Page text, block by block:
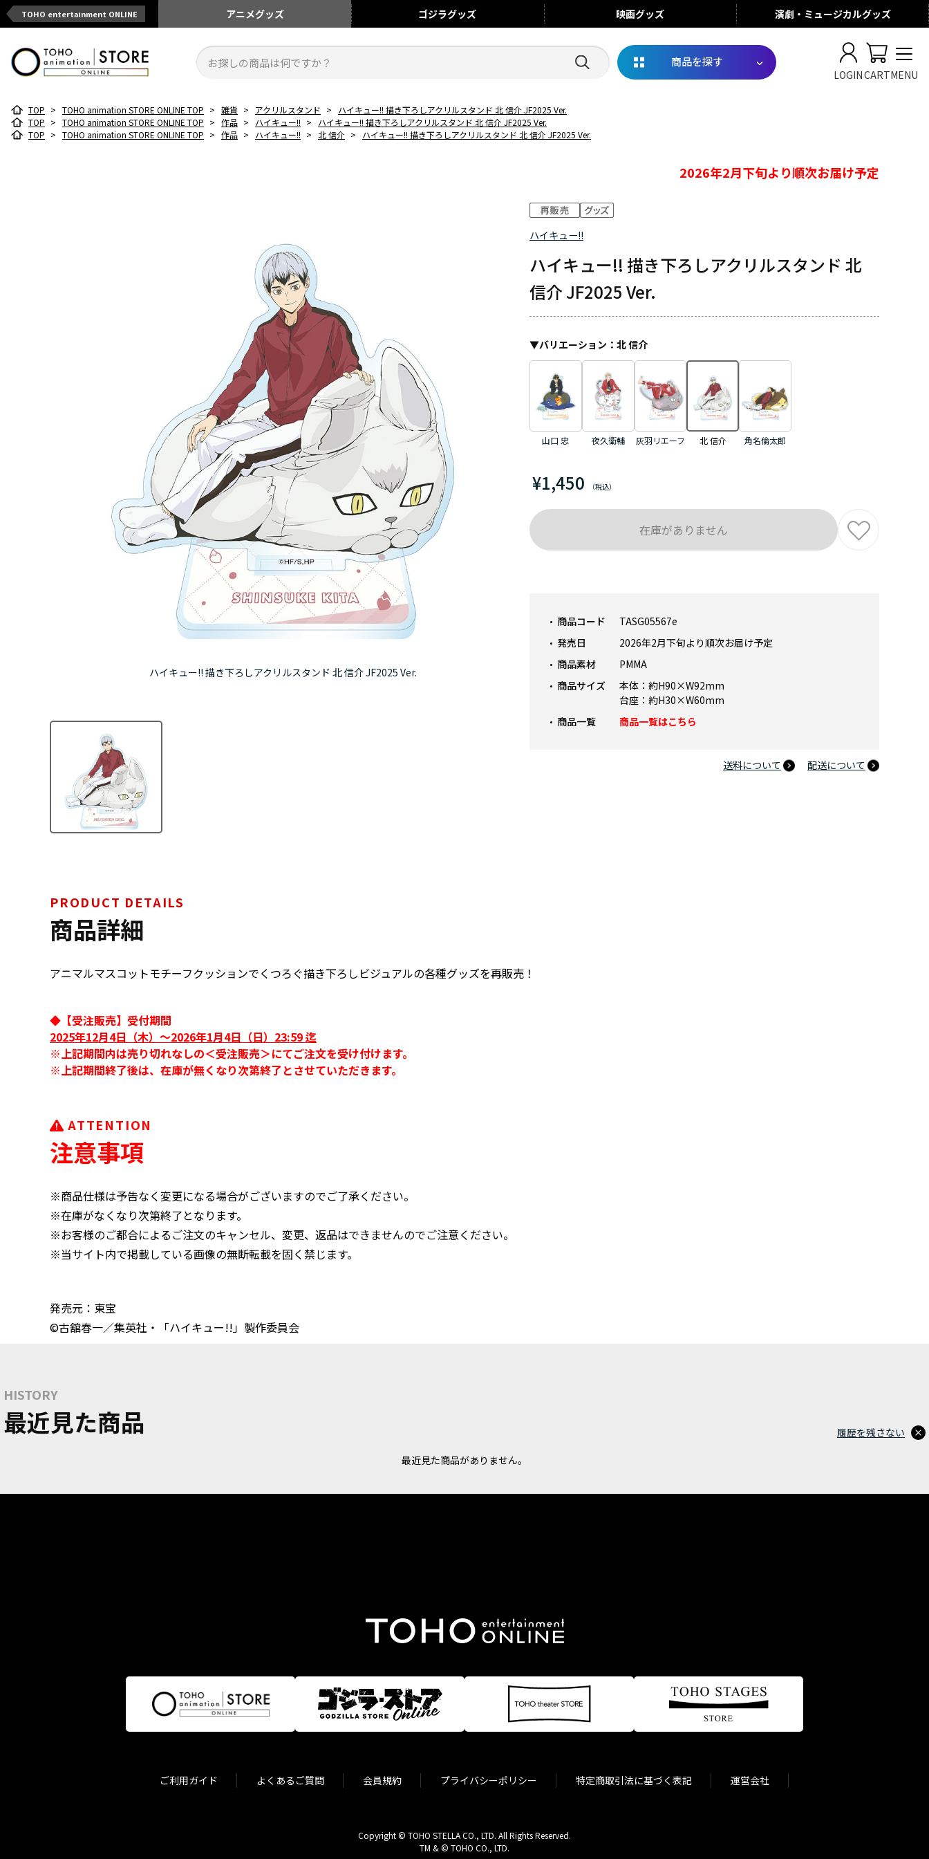
TOHO entertainment ONLINE アニメグッズ ゴジラグッズ 映画グッズ 演劇・ミュージカルグッズ
商品を探す
LOGINCARTMENU
TOP > TOHO animation STORE ONLINE TOP > 雑貨 > アクリルスタンド >
ハイキュー!! 描き下ろしアクリルスタンド 北 信介 JF2025 Ver.
TOP > TOHO animation STORE ONLINE TOP > 作品 > ハイキュー!! >
ハイキュー!! 描き下ろしアクリルスタンド 北 信介 JF2025 Ver.
TOP > TOHO animation STORE ONLINE TOP > 作品 > ハイキュー!! > 北 信介 > ハイキュー!! 描き下ろしアクリルスタンド 北 信介 JF2025 Ver.
2026年2月下旬より順次お届け予定
ハイキュー!! 描き下ろしアクリルスタンド 北 信介 JF2025 Ver.
ハイキュー!!
ハイキュー!! 描き下ろしアクリルスタンド 北
信介 JF2025 Ver.
¥1,450
商品コード
TASG05567e
発売日
2026年2月下旬より順次お届け予定
商品素材
PMMA
商品サイズ
本体：約H90×W92mm
台座：約H30×W60mm
商品一覧
商品一覧はこちら
送料について 配送について
▼バリエーション ： 北 信介
山口 忠 夜久衛輔 灰羽リエーフ 北 信介 角名倫太郎
在庫がありません
PRODUCT DETAILS
商品詳細
アニマルマスコットモチーフクッションでくつろぐ描き下ろしビジュアルの各種グッズを再販売！
◆【受注販売】受付期間
2025年12月4日（木）～2026年1月4日（日）23:59 迄
※上記期間内は売り切れなしの＜受注販売＞にてご注文を受け付けます。
※上記期間終了後は、在庫が無くなり次第終了とさせていただきます。
ATTENTION
注意事項
※商品仕様は予告なく変更になる場合がございますのでご了承ください。
※在庫がなくなり次第終了となります。
※お客様のご都合によるご注文のキャンセル、変更、返品はできませんのでご注意ください。
※当サイト内で掲載している画像の無断転載を固く禁じます。
発売元：東宝
©古舘春一／集英社・「ハイキュー!!」製作委員会
HISTORY
最近見た商品
最近見た商品がありません。
履歴を残さない
ご利用ガイド よくあるご質問 会員規約 プライバシーポリシー 特定商取引法に基づく表記 運営会社
Copyright © TOHO STELLA CO., LTD. All Rights Reserved.
TM & © TOHO CO., LTD.